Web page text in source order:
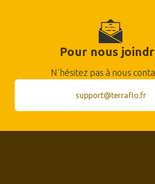
Pour nous
N'hésitez pas à nous
support@terraflo.fr